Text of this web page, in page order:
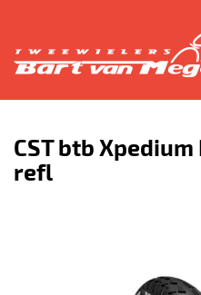
CST btb Xpedium
refl